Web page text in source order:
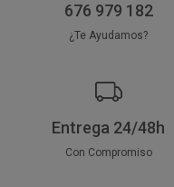
676 979 182
¿Te Ayudamos?
Entrega 24/48h
Con Compromiso